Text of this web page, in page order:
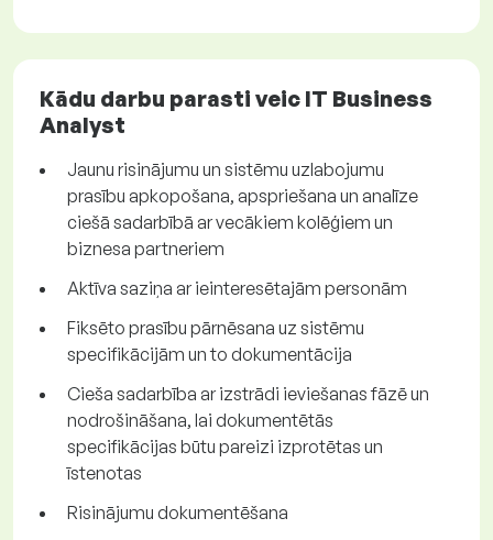
Kādu darbu parasti veic IT Business
Analyst
Jaunu risinājumu un sistēmu uzlabojumu
prasību apkopošana, apspriešana un analīze
ciešā sadarbībā ar vecākiem kolēģiem un
biznesa partneriem
Aktīva saziņa ar ieinteresētajām personām
Fiksēto prasību pārnēsana uz sistēmu
specifikācijām un to dokumentācija
Cieša sadarbība ar izstrādi ieviešanas fāzē un
nodrošināšana, lai dokumentētās
specifikācijas būtu pareizi izprotētas un
īstenotas
Risinājumu dokumentēšana